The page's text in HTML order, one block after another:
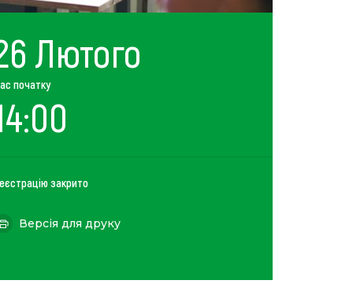
Лютого
початку
закрито
Версія для друку